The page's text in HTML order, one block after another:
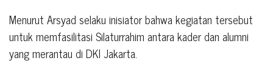
Menurut Arsyad selaku inisiator bahwa kegiatan tersebut
untuk memfasilitasi Silaturrahim antara kader dan alumni
yang merantau di DKI Jakarta.